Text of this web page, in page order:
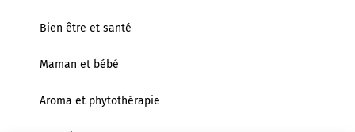
Bien être et santé
Maman et bébé
Aroma et phytothérapie